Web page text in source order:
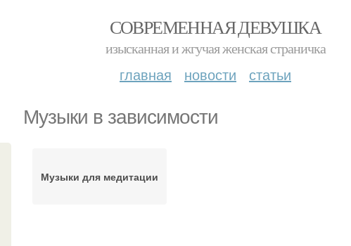
СОВРЕМЕННАЯ ДЕВУШКА
изысканная и жгучая женская страничка
главная новости статьи
Музыки в зависимости
Музыки для медитации